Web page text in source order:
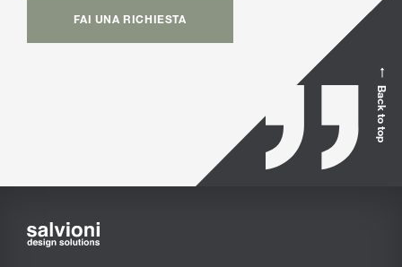
FAI UNA RICHIESTA
Back to top